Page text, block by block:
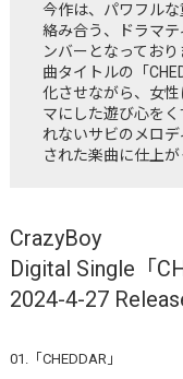
今作は、パワフル
絡み合う、ドラマ
ンバーとなっており
曲タイトルの「
化させながら、女
マにした遊び心を
れないサビのメロ
された楽曲に仕上が
CrazyBoy
Digital Single「
2024-4-27
01.「CHEDDAR」